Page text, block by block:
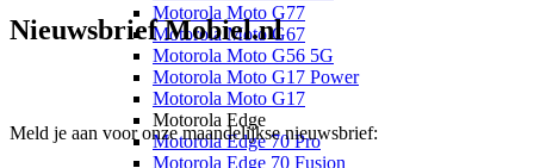
Motorola Moto G77
Motorola Moto G67
Motorola Moto G56 5G
Motorola Moto G17 Power
Motorola Moto G17
Motorola Edge
Motorola Edge 70 Pro
Motorola Edge 70 Fusion
Nieuwsbrief Mobiel.nl
Meld je aan voor onze maandelijkse nieuwsbrief: